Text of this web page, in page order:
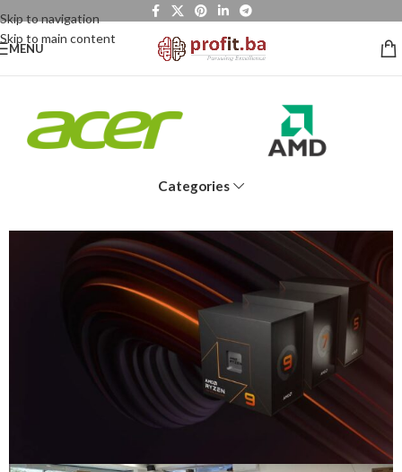
Skip to navigation
Skip to main content
MENU
Categories